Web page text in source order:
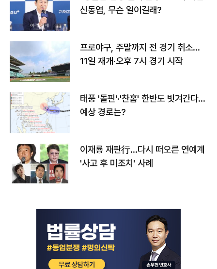
신동엽, 무슨 일이길래?
프로야구, 주말까지 전 경기 취소…
11일 재개·오후 7시 경기 시작
태풍 '돌핀'·'찬홈' 한반도 빗겨간다…
예상 경로는?
이재룡 재판行…다시 떠오른 연예계
'사고 후 미조치' 사례